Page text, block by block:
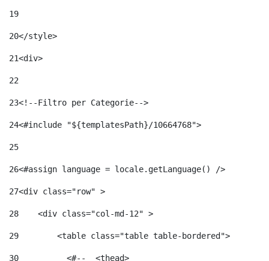
19
20</style>
21<div>
22
23<!--Filtro per Categorie-->
24
25
26<#assign language = locale.getLanguage() />
27<div class="row" >
28
    <div class="col-md-12" >
29
        <table class="table table-bordered">
30
          <#--  <thead>